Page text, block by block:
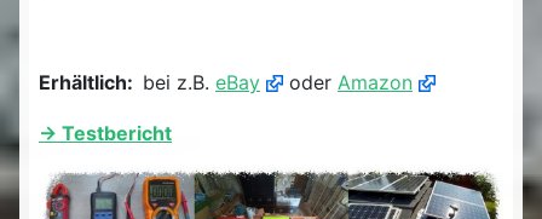
Erhältlich: bei z.B. eBay oder Amazon
-> Testbericht